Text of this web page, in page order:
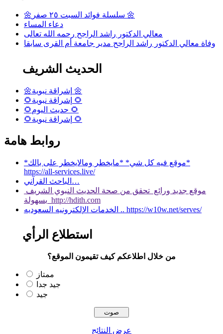
🌼سلسلة فوائد السبت ٢٥ صفر 🌼
دعاء المساء
معالي الدكتور راشد الراجح رحمه الله تعالى
وفاة معالي الدكتور راشد الراجح مدير جامعة أم القرى سابقا
الحديث الشريف
🌼إشراقة نبوية 🌼
🌻إشراقة نبوية 🌻
🌻حديث اليوم 🌻
🌻إشراقة نبوية 🌻
روابط هامة
*موقع فيه كل شي* *مايخطر ومالايخطر على بالك*
https://all-services.live/
الباحث القرآني…
موقع جديد ورائع تحقق من صحة الحديث النبوي الشريف
بسهولة http://hdith.com
الخدمات الإلكترونيه السعوديه .. https://w10w.net/serves/
استطلاع الرأي
من خلال اطلاعكم كيف تقيمون الموقع؟
ممتاز
جيد جدا
جيد
عرض النتائج